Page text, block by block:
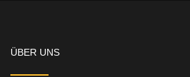
ÜBER UNS